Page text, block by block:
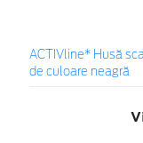
ACTIVline* Husă
de culoare neagră